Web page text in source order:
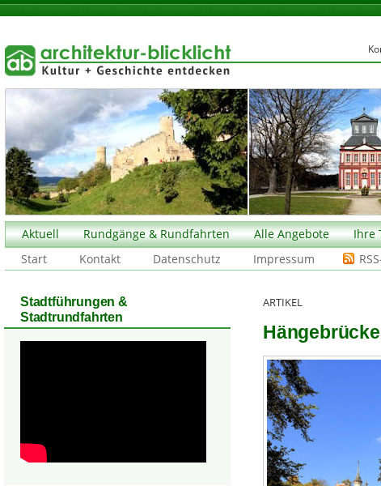
Aktuell Rundgänge & Rundfahrten Alle Angebote Ihre
Start
Kontakt Datenschutz Impressum
ARTIKEL
Stadtführungen &
Stadtrundfahrten